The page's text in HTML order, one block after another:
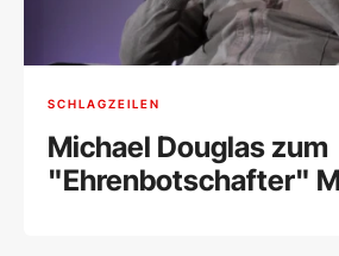
SCHLAGZEILEN
Michael Douglas zum
"Ehrenbotschafter"